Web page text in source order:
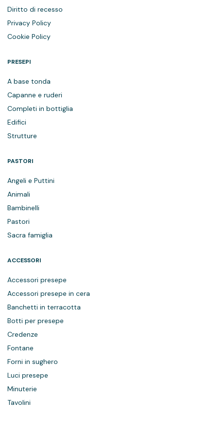
Diritto di recesso
Privacy Policy
Cookie Policy
PRESEPI
A base tonda
Capanne e ruderi
Completi in bottiglia
Edifici
Strutture
PASTORI
Angeli e Puttini
Animali
Bambinelli
Pastori
Sacra famiglia
ACCESSORI
Accessori presepe
Accessori presepe in cera
Banchetti in terracotta
Botti per presepe
Credenze
Fontane
Forni in sughero
Luci presepe
Minuterie
Tavolini